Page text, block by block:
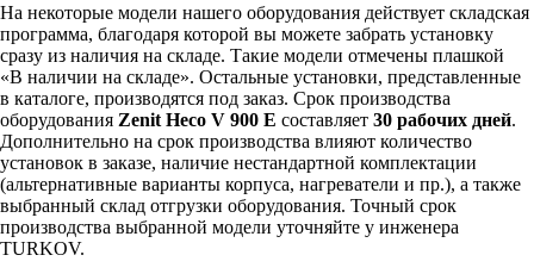
На некоторые модели нашего оборудования действует складская
программа, благодаря которой вы можете забрать установку
сразу из наличия на складе. Такие модели отмечены плашкой
«В наличии на складе». Остальные установки, представленные
в каталоге, производятся под заказ. Срок производства
оборудования Zenit Heco V 900 E составляет 30 рабочих дней.
Дополнительно на срок производства влияют количество
установок в заказе, наличие нестандартной комплектации
(альтернативные варианты корпуса, нагреватели и пр.), а также
выбранный склад отгрузки оборудования. Точный срок
производства выбранной модели уточняйте у инженера
TURKOV.